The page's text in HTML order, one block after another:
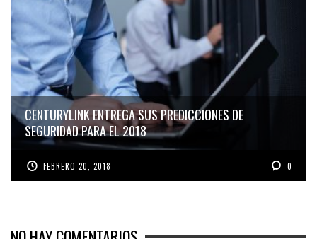
CENTURYLINK ENTREGA SUS PREDICCIONES DE
SEGURIDAD PARA EL 2018
FEBRERO 20, 2018 0